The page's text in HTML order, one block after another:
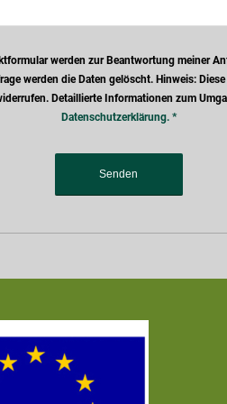
werden zur Beantwortung meiner
werden die Daten gelöscht. Hinweis:
Detaillierte Informationen zum
Datenschutzerklärung. *